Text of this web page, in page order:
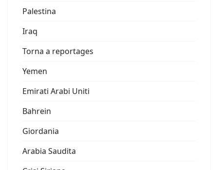
Palestina
Iraq
Torna a reportages
Yemen
Emirati Arabi Uniti
Bahrein
Giordania
Arabia Saudita